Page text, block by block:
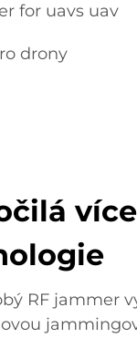
for uavs uav
drony
RF jammer